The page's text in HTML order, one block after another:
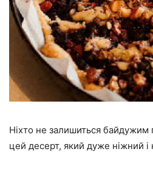
Ніхто не залишиться байдужим
цей десерт, який дуже ніжний